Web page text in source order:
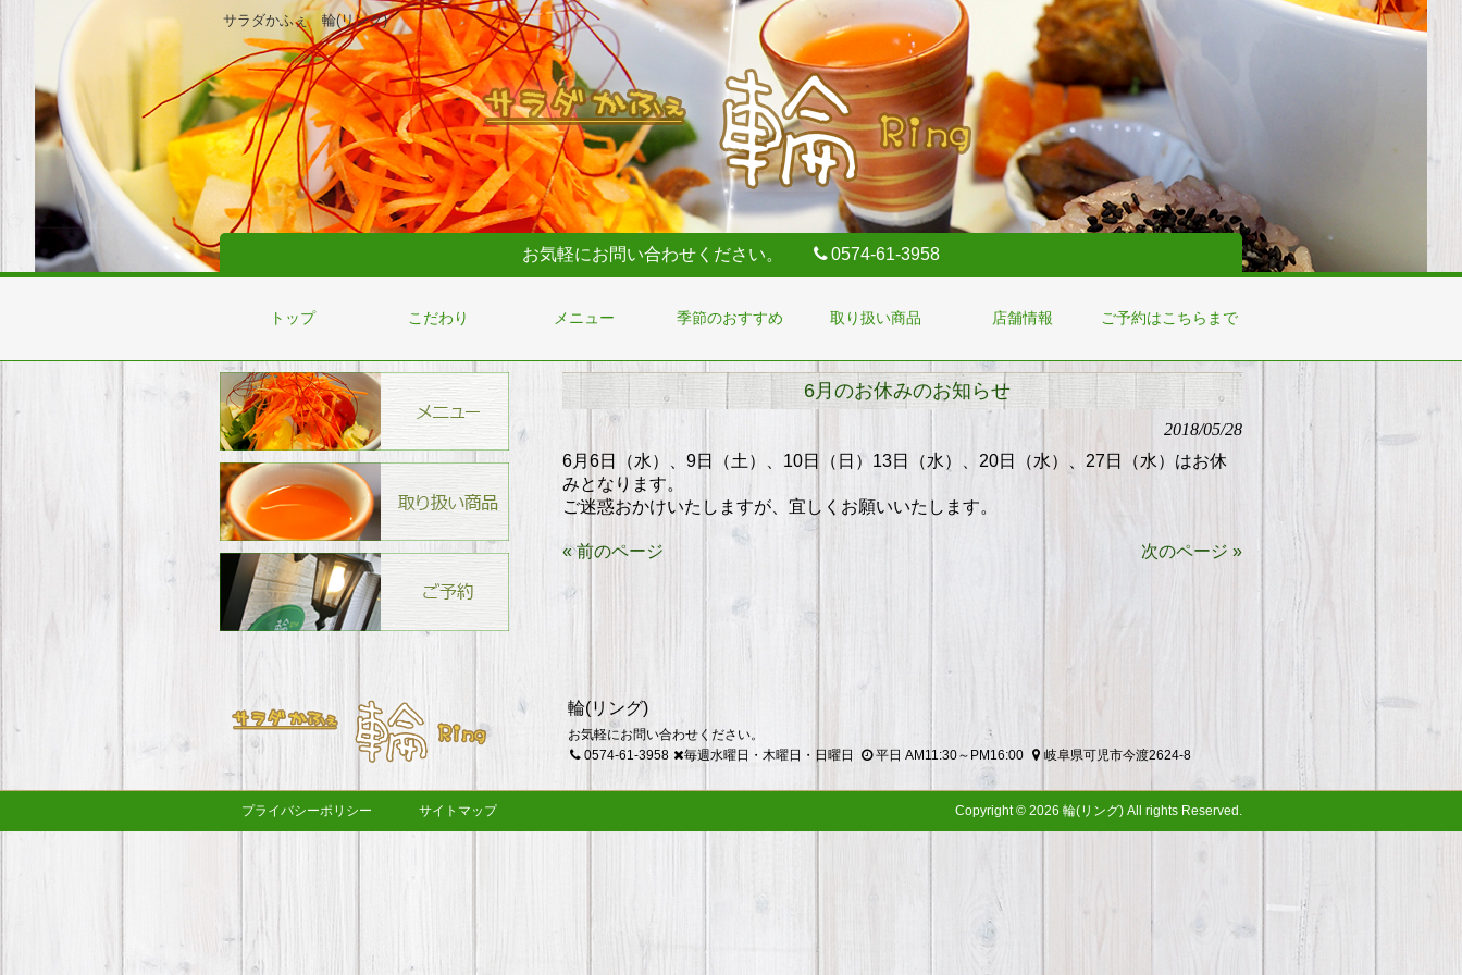
サラダかふぇ 輪(リング)
お気軽にお問い合わせください。 0574-61-3958
トップ こだわり メニュー 季節のおすすめ 取り扱い商品 店舗情報 ご予約はこちらまで
6月のお休みのお知らせ
2018/05/28
6月6日（水）、9日（土）、10日（日）13日（水）、20日（水）、27日（水）はお休
みとなります。
ご迷惑おかけいたしますが、宜しくお願いいたします。
« 前のページ 次のページ »
輪(リング)
お気軽にお問い合わせください。
0574-61-3958
毎週水曜日・木曜日・日曜日 平日 AM11:30～PM16:00 岐阜県可児市今渡2624-8
プライバシーポリシー サイトマップ Copyright © 2026 輪(リング) All rights Reserved.